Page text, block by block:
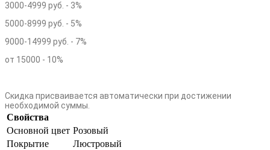
3000-4999 руб. - 3%
5000-8999 руб. - 5%
9000-14999 руб. - 7%
от 15000 - 10%
Скидка присваивается автоматически при достижении
необходимой суммы.
Свойства
Основной цвет Розовый
Покрытие
Люстровый